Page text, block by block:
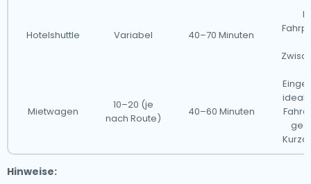
Hotelshuttle Variabel 40–70 Minuten
Mietwagen
10–20 (je
nach Route)
40–60 Minuten
ideal
Hinweise: